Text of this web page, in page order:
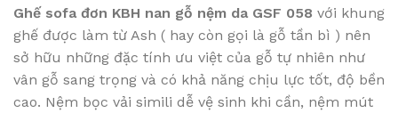
Ghế sofa đơn KBH nan gỗ nệm da GSF 058 với khung
ghế được làm từ Ash ( hay còn gọi là gỗ tần bì ) nên
sở hữu những đặc tính ưu việt của gỗ tự nhiên như
vân gỗ sang trọng và có khả năng chịu lực tốt, độ bền
cao. Nệm bọc vải simili dễ vệ sinh khi cần, nệm mút